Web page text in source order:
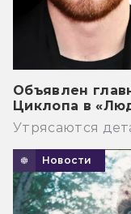
Объявлен
Циклопа в
Утрясаются
Новости